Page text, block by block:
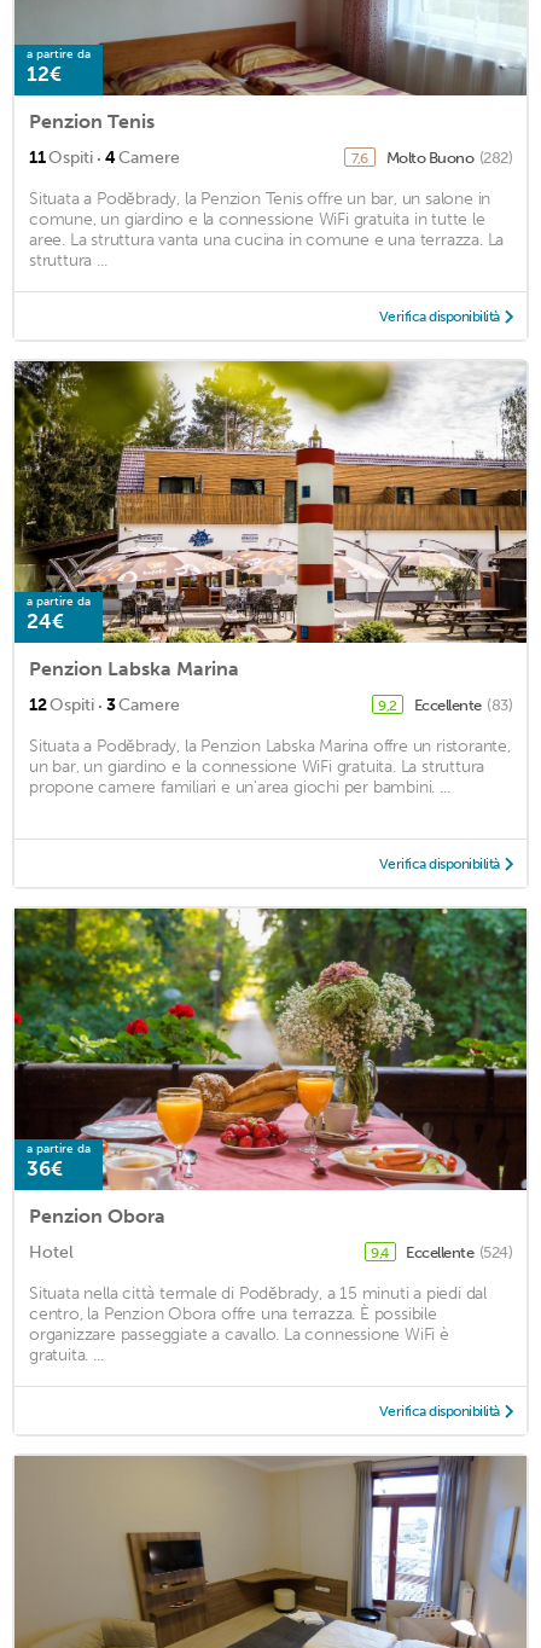
a partire da
12€
Penzion Tenis
11Ospiti · 4Camere 7,6 Molto Buono (282)
Situata a Poděbrady, la Penzion Tenis offre un bar, un salone in
comune, un giardino e la connessione WiFi gratuita in tutte le
aree. La struttura vanta una cucina in comune e una terrazza. La
struttura ...
Verifica disponibilità
a partire da
24€
Penzion Labska Marina
12Ospiti · 3Camere 9,2 Eccellente (83)
Situata a Poděbrady, la Penzion Labska Marina offre un ristorante,
un bar, un giardino e la connessione WiFi gratuita. La struttura
propone camere familiari e un'area giochi per bambini. ...
Verifica disponibilità
a partire da
36€
Penzion Obora
Hotel 9,4 Eccellente (524)
Situata nella città termale di Poděbrady, a 15 minuti a piedi dal
centro, la Penzion Obora offre una terrazza. È possibile
organizzare passeggiate a cavallo. La connessione WiFi è
gratuita. ...
Verifica disponibilità